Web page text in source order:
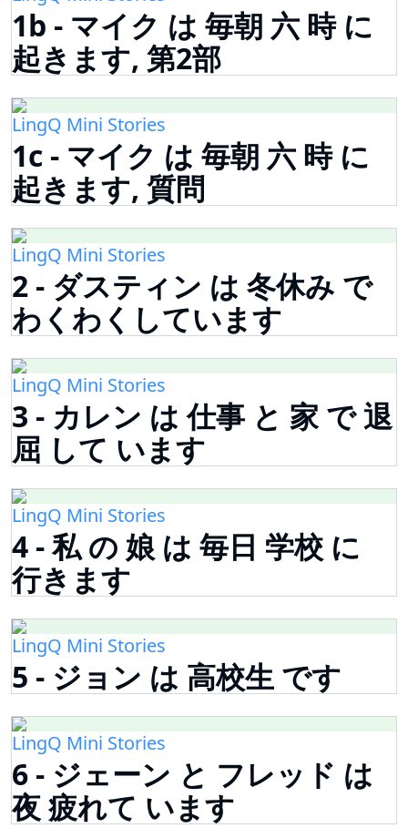
1b - マイク は 毎朝 六 時 に
起きます, 第2部
LingQ Mini Stories
1c - マイク は 毎朝 六 時 に
起きます, 質問
LingQ Mini Stories
2 - ダスティン は 冬休み で
わくわくしています
LingQ Mini Stories
3 - カレン は 仕事 と 家 で 退
屈 して います
LingQ Mini Stories
4 - 私 の 娘 は 毎日 学校 に
行きます
LingQ Mini Stories
5 - ジョン は 高校生 です
LingQ Mini Stories
6 - ジェーン と フレッド は
夜 疲れて います